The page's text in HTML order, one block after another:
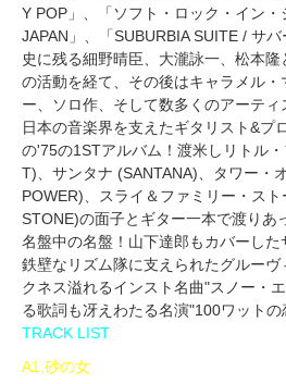
Y POP」、「ソフト・ロック・イン
JAPAN」、「SUBURBIA SUITE / サ
史に残る細野晴臣、大瀧詠一、松本
の活動を経て、その後はキャラメル
ー、ソロ作、そして数多くのアーテ
日本の音楽界を支えたギタリスト&プ
の'75の1STアルバム！渡米しリトル
T)、サンタナ (SANTANA)、タワー・
POWER)、スライ＆ファミリー・ス
STONE)の面子とギター一本で渡りあ
名盤中の名盤！山下達郎もカバーした
鉄壁なリズム隊に支えられたグルー
クネス溢れるインスト名曲"スノー・
る歌詞も冴えわたる名演"100ワットの
TRACK LIST
A1,砂の女